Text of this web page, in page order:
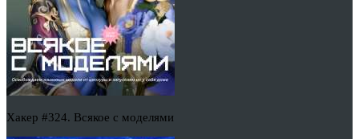
Хакер #324. Всякое с моделями